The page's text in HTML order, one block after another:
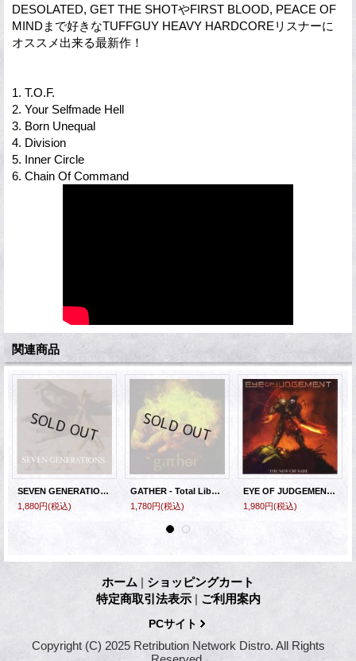
DESOLATED, GET THE SHOTやFIRST BLOOD, PEACE OF
MINDまで好きなTUFFGUY HEAVY HARDCOREリスナーに
オススメ出来る最新作！
1. T.O.F.
2. Your Selfmade Hell
3. Born Unequal
4. Division
5. Inner Circle
6. Chain Of Command
関連商品
SEVEN GENERATIONS - Slave Trade [CD]
1,880円(税込)
GATHER - Total Liberation [CD]
1,780円(税込)
EYE OF JUDGEMENT - The New Crusade [CD]
1,980円(税込)
ホーム | ショッピングカート
特定商取引法表示 | ご利用案内
PCサイト
Copyright (C) 2025 Retribution Network Distro. All Rights